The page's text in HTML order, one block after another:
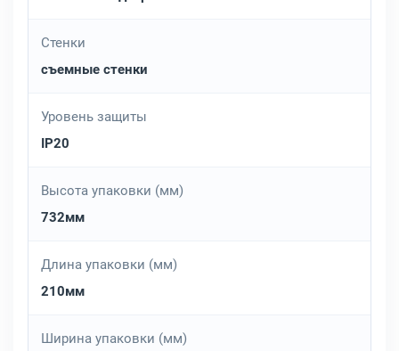
Стенки
съемные стенки
Уровень защиты
IP20
Высота упаковки (мм)
732мм
Длина упаковки (мм)
210мм
Ширина упаковки (мм)